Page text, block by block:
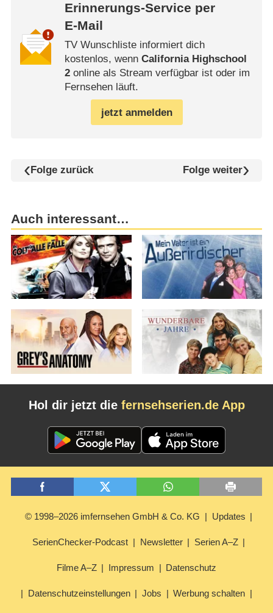
Erinnerungs-Service per
E-Mail
TV Wunschliste informiert dich
kostenlos, wenn California Highschool
2online als Stream verfügbar ist oder im
Fernsehen läuft.
jetzt anmelden
Folge zurück Folge weiter
Auch interessant…
Hol dir jetzt die fernsehserien.de App
© 1998–2026 imfernsehen GmbH & Co. KG Updates
SerienChecker-Podcast Newsletter Serien A–Z
Filme A–Z Impressum Datenschutz
Datenschutzeinstellungen Jobs Werbung schalten